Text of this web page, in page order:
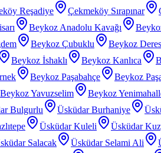
Reşadiye Çekmeköy Sırapınar
Beykoz Anadolu Kavağı
Beykoz Çubuklu Beykoz
Beykoz İshaklı Beykoz Kanlıca
Beykoz Paşabahçe Beykoz
Beykoz Yavuzselim Beykoz
Bulgurlu Üsküdar Burhaniye
Üsküdar Kuleli Üsküdar
Salacak Üsküdar Selami Ali